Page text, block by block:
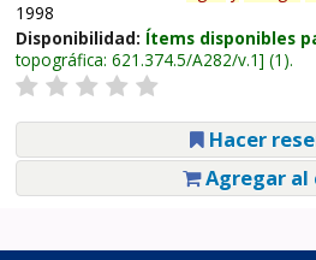
1998
Disponibilidad: Ítems disponibles
topográfica: 621.374.5/A282/v.1 (1).
Hacer
Agregar al